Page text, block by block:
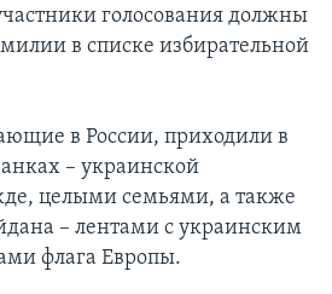
голосования должны
в списке избирательной
в России, приходили в
– украинской
целыми семьями, а также
– лентами с украинским
флага Европы.